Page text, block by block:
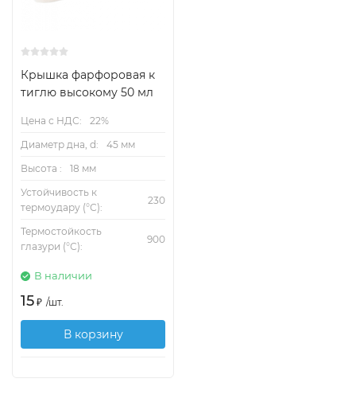
Крышка фарфоровая к
тиглю высокому 50 мл
Цена с НДС:
22%
Диаметр дна, d:
45 мм
Высота :
18 мм
Устойчивость к
термоудару (°С):
230
Термостойкость
глазури (°С):
900
В наличии
15 ₽ /шт.
В корзину